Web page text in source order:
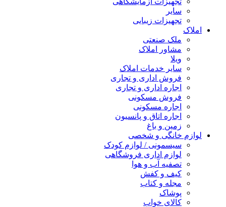
سایر
تجهیزات زیبایی
املاک
ملک صنعتی
مشاور املاک
ویلا
سایر خدمات املاک
فروش اداری و تجاری
اجاره اداری و تجاری
فروش مسکونی
اجاره مسکونی
اجاره اتاق و پانسیون
زمین و باغ
لوازم خانگی و شخصی
سیسمونی / لوازم کودک
لوازم اداری فروشگاهی
تصفیه آب و هوا
کیف و کفش
مجله و کتاب
پوشاک
کالای خواب